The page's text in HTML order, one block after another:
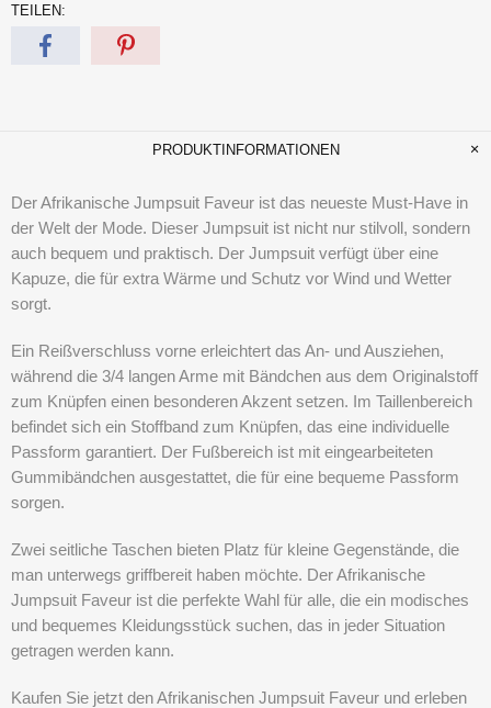
TEILEN:
PRODUKTINFORMATIONEN
Der Afrikanische Jumpsuit Faveur ist das neueste Must-Have in
der Welt der Mode. Dieser Jumpsuit ist nicht nur stilvoll, sondern
auch bequem und praktisch. Der Jumpsuit verfügt über eine
Kapuze, die für extra Wärme und Schutz vor Wind und Wetter
sorgt.
Ein Reißverschluss vorne erleichtert das An- und Ausziehen,
während die 3/4 langen Arme mit Bändchen aus dem Originalstoff
zum Knüpfen einen besonderen Akzent setzen. Im Taillenbereich
befindet sich ein Stoffband zum Knüpfen, das eine individuelle
Passform garantiert. Der Fußbereich ist mit eingearbeiteten
Gummibändchen ausgestattet, die für eine bequeme Passform
sorgen.
Zwei seitliche Taschen bieten Platz für kleine Gegenstände, die
man unterwegs griffbereit haben möchte. Der Afrikanische
Jumpsuit Faveur ist die perfekte Wahl für alle, die ein modisches
und bequemes Kleidungsstück suchen, das in jeder Situation
getragen werden kann.
Kaufen Sie jetzt den Afrikanischen Jumpsuit Faveur und erleben